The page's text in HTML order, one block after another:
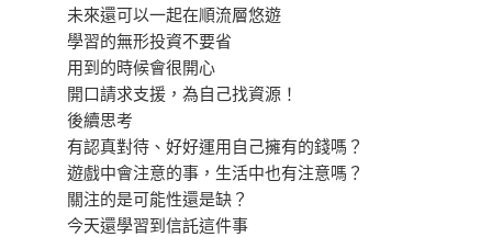
未來還可以一起在順流層悠遊
學習的無形投資不要省
用到的時候會很開心
開口請求支援，為自己找資源！
後續思考
有認真對待、好好運用自己擁有的錢嗎？
遊戲中會注意的事，生活中也有注意嗎？
關注的是可能性還是缺？
今天還學習到信託這件事